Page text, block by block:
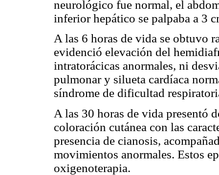
neurológico fue normal, el
inferior hepático se palpaba a 3
A las 6 horas de vida se obtuvo
evidenció elevación del
intratorácicas anormales, ni
pulmonar y silueta cardíaca
síndrome de dificultad
A las 30 horas de vida presentó
coloración cutánea con las
presencia de cianosis,
movimientos anormales. Estos
oxigenoterapia.